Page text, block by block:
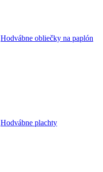
Hodvábne obliečky na paplón
Hodvábne plachty